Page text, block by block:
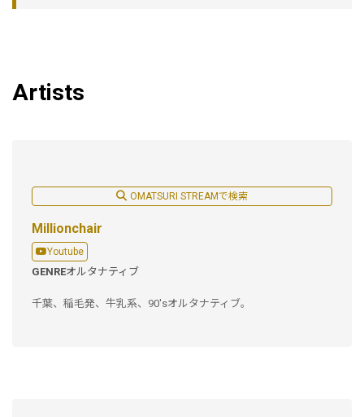
Artists
OMATSURI STREAMで検索
Millionchair
Youtube
GENREオルタナティブ
千葉、稲毛発、牛乳系、90'sオルタナティブ。